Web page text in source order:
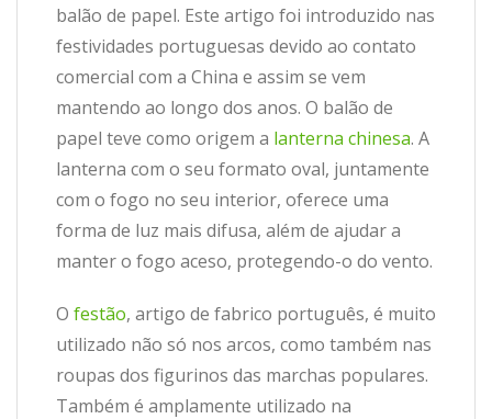
balão de papel. Este artigo foi introduzido nas
festividades portuguesas devido ao contato
comercial com a China e assim se vem
mantendo ao longo dos anos. O balão de
papel teve como origem a lanterna chinesa. A
lanterna com o seu formato oval, juntamente
com o fogo no seu interior, oferece uma
forma de luz mais difusa, além de ajudar a
manter o fogo aceso, protegendo-o do vento.
O festão, artigo de fabrico português, é muito
utilizado não só nos arcos, como também nas
roupas dos figurinos das marchas populares.
Também é amplamente utilizado na